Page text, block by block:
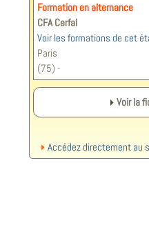
Formation en alternance
CFA Cerfal
Voir les formations de cet
Paris
(75) -
Voir la
Accédez directement au